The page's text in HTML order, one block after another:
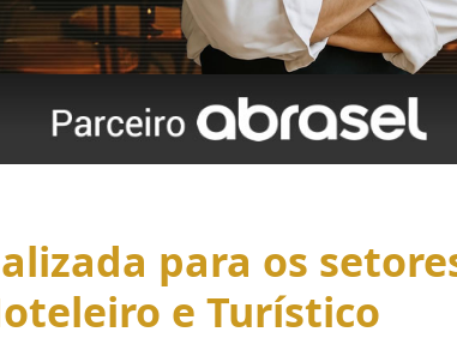
para os
e Turístico